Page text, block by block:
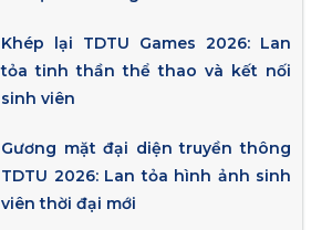
Khép lại TDTU Games 2026: Lan
tỏa tinh thần thể thao và kết nối
sinh viên
Gương mặt đại diện truyền thông
TDTU 2026: Lan tỏa hình ảnh sinh
viên thời đại mới